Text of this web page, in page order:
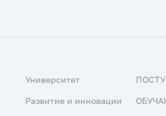
Университет
Развитие и инновации